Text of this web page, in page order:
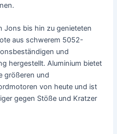
Jons bis hin zu genieteten
aus schwerem 5052-
und
hergestellt. Aluminium bietet
größeren und
von heute und ist
gegen Stöße und Kratzer